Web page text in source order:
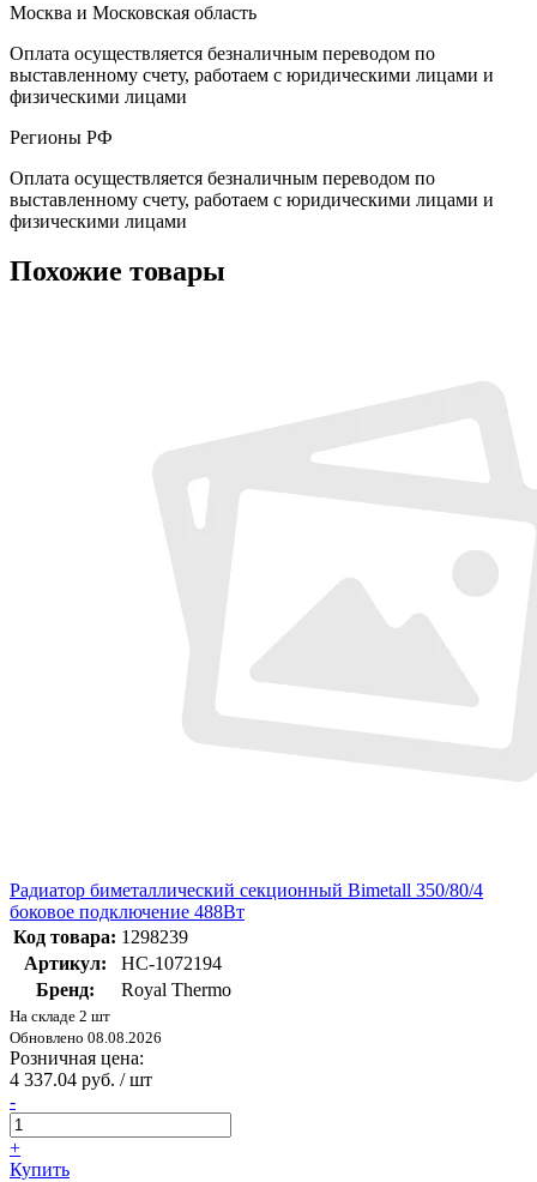
Москва и Московская область
Оплата осуществляется безналичным переводом по
выставленному счету, работаем с юридическими лицами и
физическими лицами
Регионы РФ
Оплата осуществляется безналичным переводом по
выставленному счету, работаем с юридическими лицами и
физическими лицами
Похожие товары
Радиатор биметаллический секционный Bimetall 350/80/4
боковое подключение 488Вт
Код товара: 1298239
Артикул:
НС-1072194
Бренд:
Royal Thermo
На складе 2 шт
Обновлено 08.08.2026
Розничная цена:
4 337.04 руб. / шт
-
+
Купить